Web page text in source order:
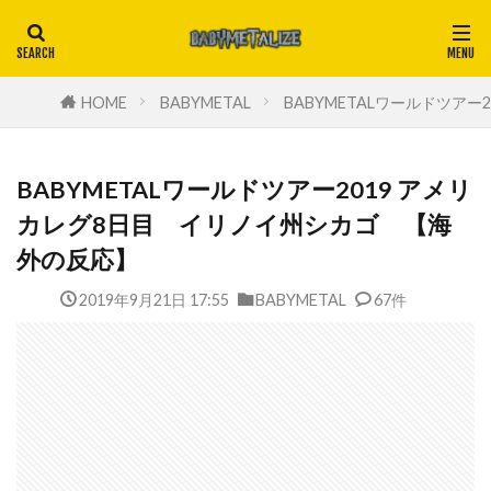
HOME BABYMETAL BABYMETALワールドツア
BABYMETALワールドツアー2019 アメリ
カレグ8日目 イリノイ州シカゴ 【海
外の反応】
2019年9月21日 17:55 BABYMETAL 67件